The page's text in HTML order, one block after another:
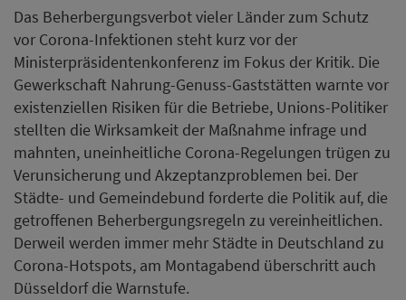
Das Beherbergungsverbot vieler Länder zum Schutz
vor Corona-Infektionen steht kurz vor der
Ministerpräsidentenkonferenz im Fokus der Kritik. Die
Gewerkschaft Nahrung-Genuss-Gaststätten warnte vor
existenziellen Risiken für die Betriebe, Unions-Politiker
stellten die Wirksamkeit der Maßnahme infrage und
mahnten, uneinheitliche Corona-Regelungen trügen zu
Verunsicherung und Akzeptanzproblemen bei. Der
Städte- und Gemeindebund forderte die Politik auf, die
getroffenen Beherbergungsregeln zu vereinheitlichen.
Derweil werden immer mehr Städte in Deutschland zu
Corona-Hotspots, am Montagabend überschritt auch
Düsseldorf die Warnstufe.